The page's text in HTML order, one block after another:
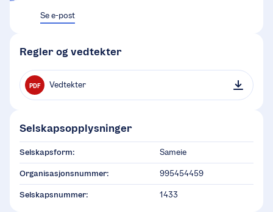
Se e-post
Regler og vedtekter
PDF Vedtekter
Selskapsopplysninger
Selskapsform: Sameie
Organisasjonsnummer: 995454459
Selskapsnummer: 1433